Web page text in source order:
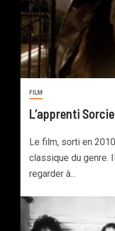
FILM
L’apprenti
Le film, sorti en
classique du genre.
regarder à...